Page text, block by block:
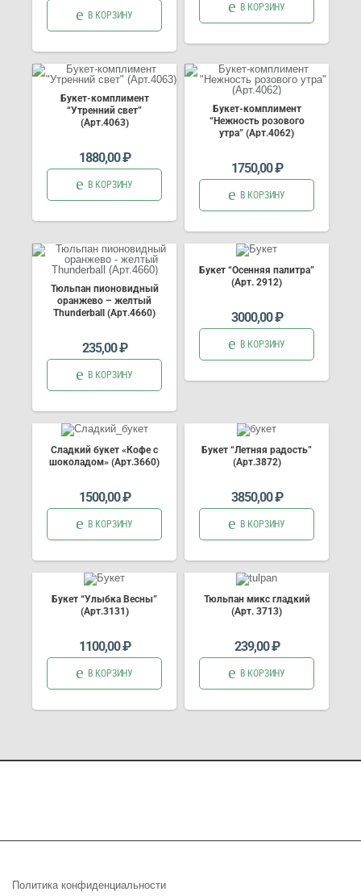
В КОРЗИНУ
В КОРЗИНУ
Букет-комплимент
“Утренний свет”
(Арт.4063)
1880,00₽
В КОРЗИНУ
Букет-комплимент
“Нежность розового
утра” (Арт.4062)
1750,00₽
В КОРЗИНУ
Тюльпан пионовидный
оранжево – желтый
Thunderball (Арт.4660)
235,00₽
В КОРЗИНУ
Букет “Осенняя палитра”
(Арт. 2912)
3000,00₽
В КОРЗИНУ
Сладкий букет «Кофе с
шоколадом» (Арт.3660)
1500,00₽
В КОРЗИНУ
Букет “Летняя радость”
(Арт.3872)
3850,00₽
В КОРЗИНУ
Букет “Улыбка Весны”
(Арт.3131)
1100,00₽
В КОРЗИНУ
Тюльпан микс гладкий
(Арт. 3713)
239,00₽
В КОРЗИНУ
Политика конфиденциальности